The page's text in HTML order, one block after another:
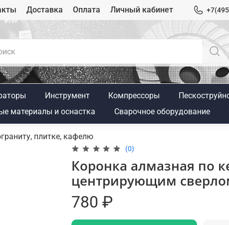
Доставка Оплата Личный кабинет
Инструмент Компрессоры
материалы и оснастка Сварочное оборудование
плитке, кафелю
(0)
Коронка алмазная по
центрирующим
780 ₽